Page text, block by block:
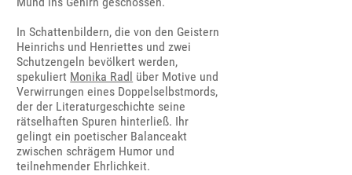
In Schattenbildern, die von den Geistern
Heinrichs und Henriettes und zwei
Schutzengeln bevölkert werden,
spekuliert Monika Radl über Motive und
Verwirrungen eines Doppelselbstmords,
der der Literaturgeschichte seine
rätselhaften Spuren hinterließ. Ihr
gelingt ein poetischer Balanceakt
zwischen schrägem Humor und
teilnehmender Ehrlichkeit.